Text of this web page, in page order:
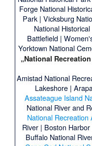
Forge National
Park | Vicksburg
National
Battlefield|
Yorktown National
„National
Amistad National
Lakeshore |
Assateague Island
National River and
National Recreation
River| Boston
Buffalo National